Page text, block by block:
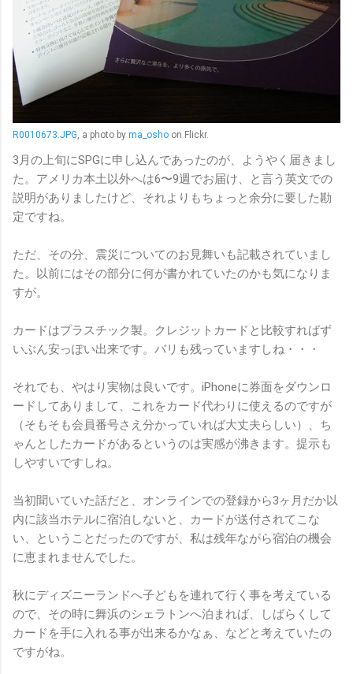
R0010673.JPG , a photo by ma_osho on Flickr.
3月の上旬にSPGに申し込んであったのが、ようやく届きまし
た。アメリカ本土以外へは6〜9週でお届け、と言う英文での
説明がありましたけど、それよりもちょっと余分に要した勘
定ですね。
ただ、その分、震災についてのお見舞いも記載されていまし
た。以前にはその部分に何が書かれていたのかも気になりま
すが。
カードはプラスチック製。クレジットカードと比較すればず
いぶん安っぽい出来です。バリも残っていますしね・・・
それでも、やはり実物は良いです。iPhoneに券面をダウンロ
ードしてありまして、これをカード代わりに使えるのですが
（そもそも会員番号さえ分かっていれば大丈夫らしい）、ち
ゃんとしたカードがあるというのは実感が沸きます。提示も
しやすいですしね。
当初聞いていた話だと、オンラインでの登録から3ヶ月だか以
内に該当ホテルに宿泊しないと、カードが送付されてこな
い、ということだったのですが、私は残年ながら宿泊の機会
に恵まれませんでした。
秋にディズニーランドへ子どもを連れて行く事を考えている
ので、その時に舞浜のシェラトンへ泊まれば、しばらくして
カードを手に入れる事が出来るかなぁ、などと考えていたの
ですがね。